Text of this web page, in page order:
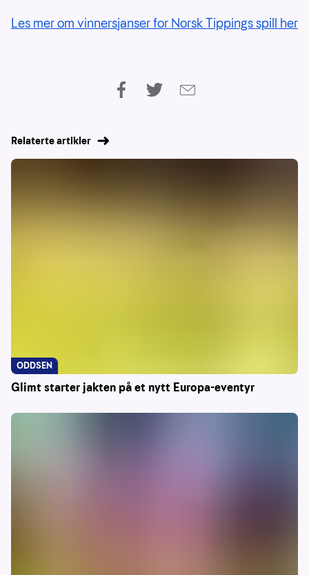
Les mer om vinnersjanser for Norsk Tippings spill her
Relaterte artikler
Glimt starter jakten på et nytt Europa-eventyr
ODDSEN